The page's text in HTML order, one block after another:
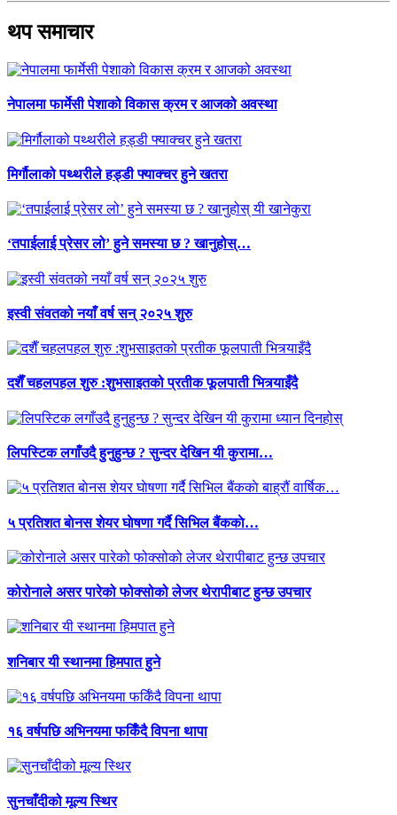
थप समाचार
नेपालमा फार्मेसी पेशाको विकास क्रम र आजको अवस्था
मिर्गौलाको पथ्थरीले हड्डी फ्याक्चर हुने खतरा
‘तपाईलाई प्रेसर लो’ हुने समस्या छ ? खानुहोस्…
इस्वी संवतको नयाँ वर्ष सन् २०२५ शुरु
दशैँ चहलपहल शुरु :शुभसाइतको प्रतीक फूलपाती भित्र्याइँदै
लिपस्टिक लगाँउदै हुनुहुन्छ ? सुन्दर देखिन यी कुरामा…
५ प्रतिशत बाेनस शेयर घाेषणा गर्दै सिभिल बैंककाे…
कोरोनाले असर पारेको फोक्सोको लेजर थेरापीबाट हुन्छ उपचार
शनिबार यी स्थानमा हिमपात हुने
१६ वर्षपछि अभिनयमा फर्किँदै विपना थापा
सुनचाँदीको मूल्य स्थिर